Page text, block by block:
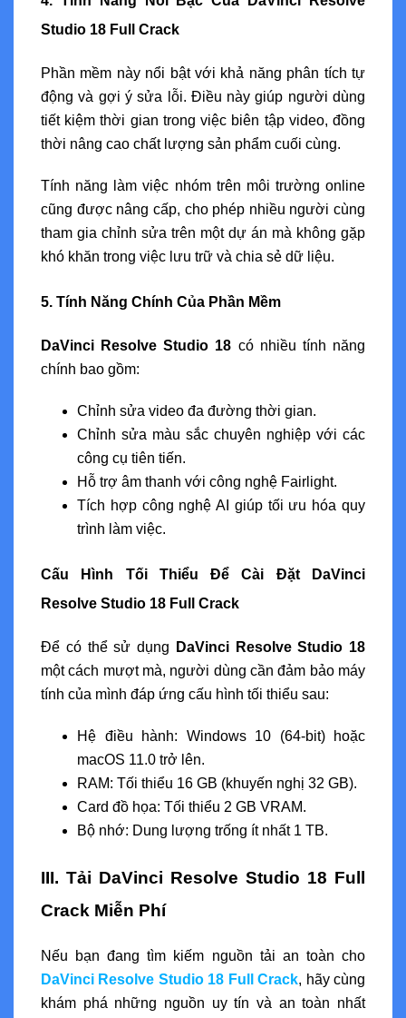
Studio 18 Full Crack
Phần mềm này nổi bật với khả năng phân tích tự
động và gợi ý sửa lỗi. Điều này giúp người dùng
tiết kiệm thời gian trong việc biên tập video, đồng
thời nâng cao chất lượng sản phẩm cuối cùng.
Tính năng làm việc nhóm trên môi trường online
cũng được nâng cấp, cho phép nhiều người cùng
tham gia chỉnh sửa trên một dự án mà không gặp
khó khăn trong việc lưu trữ và chia sẻ dữ liệu.
5. Tính Năng Chính Của Phần Mềm
DaVinci Resolve Studio 18 có nhiều tính năng
chính bao gồm:
Chỉnh sửa video đa đường thời gian.
Chỉnh sửa màu sắc chuyên nghiệp với các
công cụ tiên tiến.
Hỗ trợ âm thanh với công nghệ Fairlight.
Tích hợp công nghệ AI giúp tối ưu hóa quy
trình làm việc.
Cấu Hình Tối Thiểu Để Cài Đặt DaVinci
Resolve Studio 18 Full Crack
Để có thể sử dụng
DaVinci Resolve Studio 18
một cách mượt mà, người dùng cần đảm bảo máy
tính của mình đáp ứng cấu hình tối thiểu sau:
Hệ điều hành: Windows 10 (64-bit) hoặc
macOS 11.0 trở lên.
RAM: Tối thiểu 16 GB (khuyến nghị 32 GB).
Card đồ họa: Tối thiểu 2 GB VRAM.
Bộ nhớ: Dung lượng trống ít nhất 1 TB.
III. Tải DaVinci Resolve Studio 18 Full
Crack Miễn Phí
Nếu bạn đang tìm kiếm nguồn tải an toàn cho
DaVinci Resolve Studio 18 Full Crack, hãy cùng
khám phá những nguồn uy tín và an toàn nhất